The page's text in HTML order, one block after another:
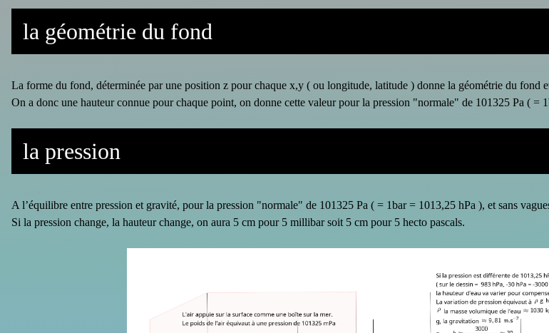
la géométrie du fond
La forme du fond, déterminée par une position z pour chaque x,y ( ou longitude, latitude ) donne la géométrie du fond
On a donc une hauteur connue pour chaque point, on donne cette valeur pour la pression "normale" de 101325 Pa ( =
la pression
A l’équilibre entre pression et gravité, pour la pression "normale" de 101325 Pa ( = 1bar = 1013,25 hPa ), et sans
Si la pression change, la hauteur change, on aura 5 cm pour 5 millibar soit 5 cm pour 5 hecto pascals.